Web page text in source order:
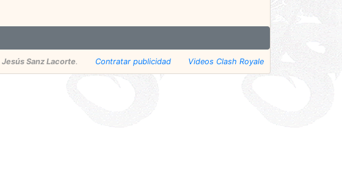
Jesús Sanz Lacorte. Contratar publicidad Videos Clash Royale